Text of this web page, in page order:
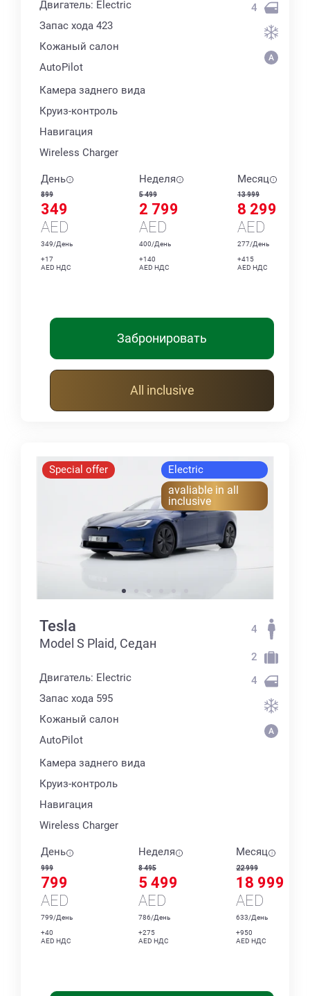
Двигатель: Electric
Запас хода 423
Кожаный салон
AutoPilot
Камера заднего вида
Круиз-контроль
Навигация
Wireless Charger
4
День
899
349
AED
349/День
+17
AED НДС
Неделя
5 499
2 799
AED
400/День
+140
AED НДС
Месяц
13 999
8 299
AED
277/День
+415
AED НДС
Забронировать
All inclusive
Special offer Electric
avaliable in all
inclusive
Tesla
Model S Plaid, Седан
Двигатель: Electric
Запас хода 595
Кожаный салон
AutoPilot
Камера заднего вида
Круиз-контроль
Навигация
Wireless Charger
4
2
4
День
999
799
AED
799/День
+40
AED НДС
Неделя
8 495
5 499
AED
786/День
+275
AED НДС
Месяц
22 999
18 999
AED
633/День
+950
AED НДС